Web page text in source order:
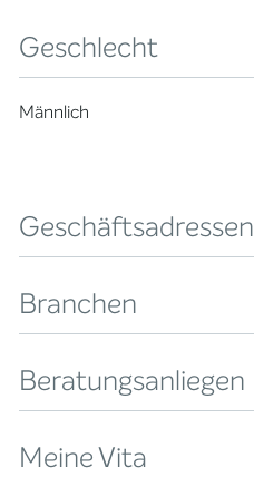
Geschlecht
Männlich
Geschäftsadressen
Branchen
Beratungsanliegen
Meine Vita